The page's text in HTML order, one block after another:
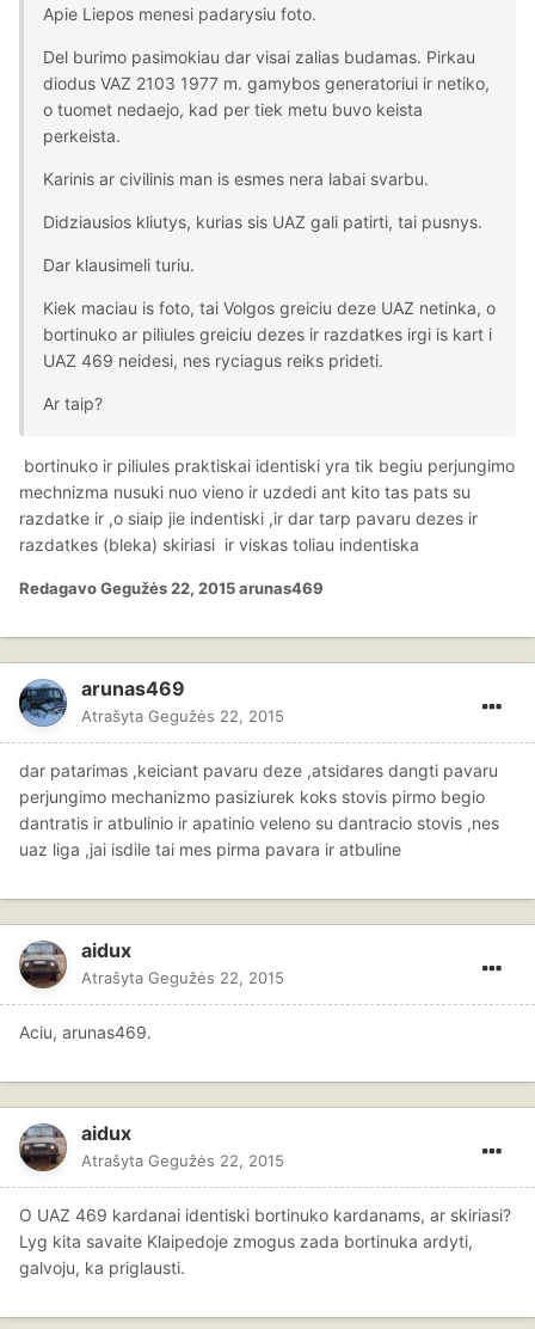
Apie Liepos menesi padarysiu foto.
Del burimo pasimokiau dar visai zalias budamas. Pirkau
diodus VAZ 2103 1977 m. gamybos generatoriui ir netiko,
o tuomet nedaejo, kad per tiek metu buvo keista
perkeista.
Karinis ar civilinis man is esmes nera labai svarbu.
Didziausios kliutys, kurias sis UAZ gali patirti, tai pusnys.
Dar klausimeli turiu.
Kiek maciau is foto, tai Volgos greiciu deze UAZ netinka, o
bortinuko ar piliules greiciu dezes ir razdatkes irgi is kart i
UAZ 469 neidesi, nes ryciagus reiks prideti.
Ar taip?
bortinuko ir piliules praktiskai identiski yra tik begiu perjungimo
mechnizma nusuki nuo vieno ir uzdedi ant kito tas pats su
razdatke ir ,o siaip jie indentiski ,ir dar tarp pavaru dezes ir
razdatkes (bleka) skiriasi ir viskas toliau indentiska
RedagavoGegužės 22, 2015arunas469
arunas469
Atrašyta Gegužės 22, 2015
dar patarimas ,keiciant pavaru deze ,atsidares dangti pavaru
perjungimo mechanizmo pasiziurek koks stovis pirmo begio
dantratis ir atbulinio ir apatinio veleno su dantracio stovis ,nes
uaz liga ,jai isdile tai mes pirma pavara ir atbuline
aidux
Atrašyta Gegužės 22, 2015
Aciu, arunas469.
aidux
Atrašyta Gegužės 22, 2015
O UAZ 469 kardanai identiski bortinuko kardanams, ar skiriasi?
Lyg kita savaite Klaipedoje zmogus zada bortinuka ardyti,
galvoju, ka priglausti.